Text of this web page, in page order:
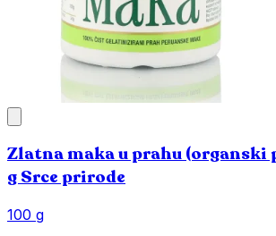
Zlatna maka u prahu (organski
g Srce prirode
100 g